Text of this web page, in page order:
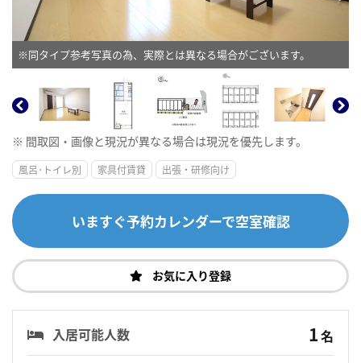
※同タイプ参考写真の為、実際とは異なる場合がございます。
※ 間取図・画像と現況が異なる場合は現況を優先します。
風呂･トイレ別 家具付賃貸 出張・研修向け
いますぐ予約カレンダーで空室確認
お気に入り登録
入居可能人数 1名